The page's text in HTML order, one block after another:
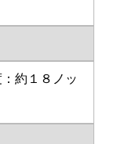
約１８ノッ